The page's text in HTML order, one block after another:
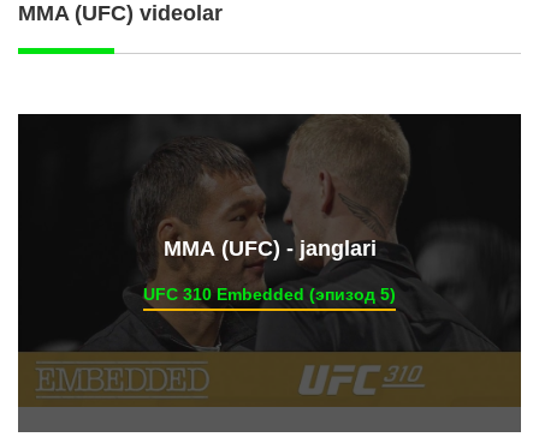
MMA (UFC) videolar
ММА (UFC) - janglari
UFC 310 Embedded (эпизод 5)